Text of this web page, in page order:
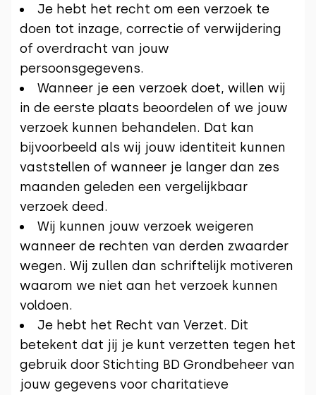
Je hebt het recht om een verzoek te
doen tot inzage, correctie of verwijdering
of overdracht van jouw
persoonsgegevens.
Wanneer je een verzoek doet, willen wij
in de eerste plaats beoordelen of we jouw
verzoek kunnen behandelen. Dat kan
bijvoorbeeld als wij jouw identiteit kunnen
vaststellen of wanneer je langer dan zes
maanden geleden een vergelijkbaar
verzoek deed.
Wij kunnen jouw verzoek weigeren
wanneer de rechten van derden zwaarder
wegen. Wij zullen dan schriftelijk motiveren
waarom we niet aan het verzoek kunnen
voldoen.
Je hebt het Recht van Verzet. Dit
betekent dat jij je kunt verzetten tegen het
gebruik door Stichting BD Grondbeheer van
jouw gegevens voor charitatieve